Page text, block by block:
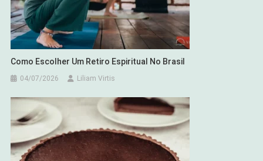
Como Escolher Um Retiro Espiritual No Brasil
04/07/2026 Liliam Virtis